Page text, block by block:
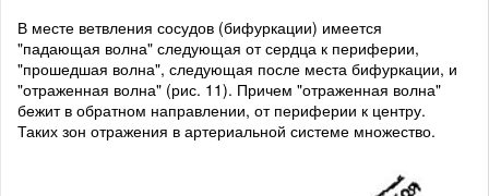
В месте ветвления сосудов (бифуркации) имеется
"падающая волна" следующая от сердца к периферии,
"прошедшая волна", следующая после места бифуркации, и
"отраженная волна" (рис. 11). Причем "отраженная волна"
бежит в обратном направлении, от периферии к центру.
Таких зон отражения в артериальной системе множество.